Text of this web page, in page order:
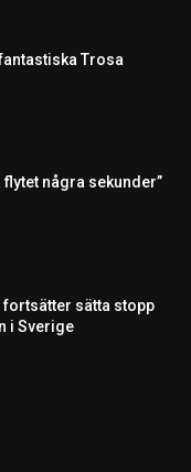
Trosa
flytet några sekunder”
fortsätter sätta stopp
i Sverige